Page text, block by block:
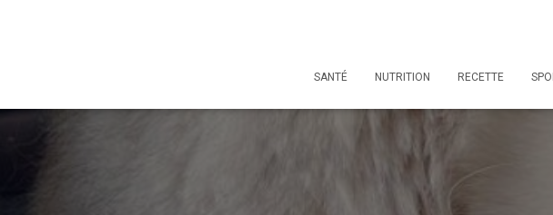
SANTÉ NUTRITION RECETTE